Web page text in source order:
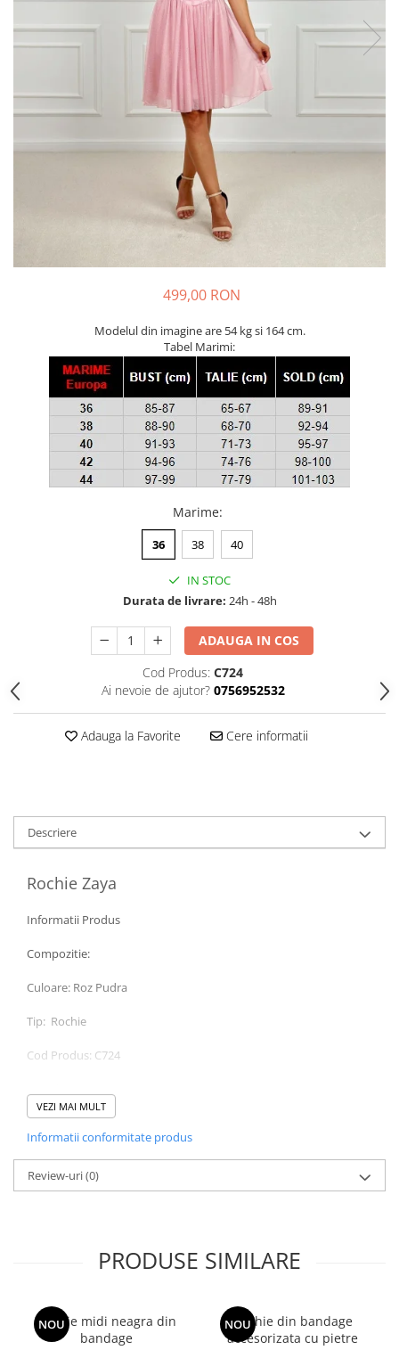
499,00 RON
Modelul din imagine are 54 kg si 164 cm.
Tabel Marimi:
Marime:
36 38 40
IN STOC
Durata de livrare: 24h - 48h
ADAUGA IN COS
Cod Produs: C724
Ai nevoie de ajutor? 0756952532
Adauga la Favorite Cere informatii
Descriere
Rochie Zaya
Informatii Produs
Compozitie:
Culoare: Roz Pudra
Tip: Rochie
Cod Produs: C724
Instructiuni de intretinere
Va rugam verificati eticheta produsului inainte de curatare!
Modelul are inaltimea de 164 cm.
Va rugam sa retineti ca o usoara discrepanta de culoare ar trebui
sa fie acceptabila datorita luminii si luminozitatii ecranului.
VEZI MAI MULT
Informatii conformitate produs
Review-uri(0)
PRODUSE SIMILARE
NOU
Rochie midi neagra din
bandage
NOU
Rochie din bandage
accesorizata cu pietre